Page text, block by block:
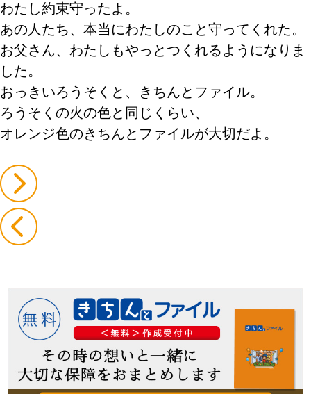
わたし約束守ったよ。
あの人たち、本当にわたしのこと守ってくれた。
お父さん、わたしもやっとつくれるようになりま
した。
おっきいろうそくと、きちんとファイル。
ろうそくの火の色と同じくらい、
オレンジ色のきちんとファイルが大切だよ。